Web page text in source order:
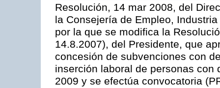
Resolución, 14 mar 2008, del
la Consejería de Empleo,
por la que se modifica la
14.8.2007), del Presidente, que
concesión de subvenciones con
inserción laboral de personas
2009 y se efectúa convocatoria